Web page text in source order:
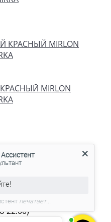
MIRLON
22:00)
14а
22:00)
помогу вам в